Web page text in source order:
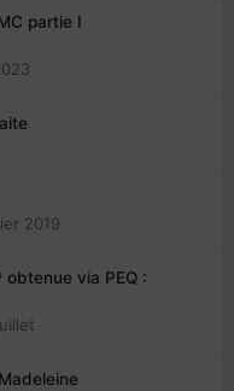
partie I
2019
obtenue via PEQ :